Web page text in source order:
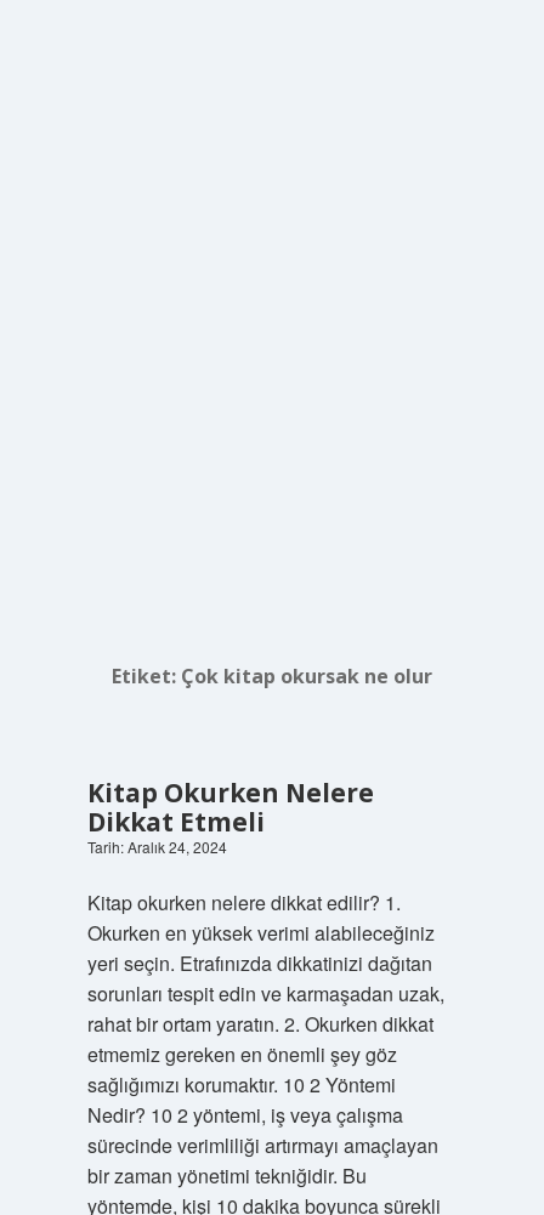
Etiket: Çok kitap okursak ne olur
Kitap Okurken Nelere
Dikkat Etmeli
Tarih: Aralık 24, 2024
Kitap okurken nelere dikkat edilir? 1.
Okurken en yüksek verimi alabileceğiniz
yeri seçin. Etrafınızda dikkatinizi dağıtan
sorunları tespit edin ve karmaşadan uzak,
rahat bir ortam yaratın. 2. Okurken dikkat
etmemiz gereken en önemli şey göz
sağlığımızı korumaktır. 10 2 Yöntemi
Nedir? 10 2 yöntemi, iş veya çalışma
sürecinde verimliliği artırmayı amaçlayan
bir zaman yönetimi tekniğidir. Bu
yöntemde, kişi 10 dakika boyunca sürekli